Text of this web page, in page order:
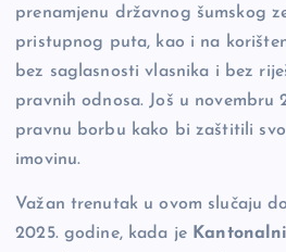
prenamjenu državnog šumskog
pristupnog puta, kao i na
bez saglasnosti vlasnika i bez
pravnih odnosa. Još u novembru
pravnu borbu kako bi zaštitili
imovinu.
Važan trenutak u ovom slučaju
2025. godine, kada je